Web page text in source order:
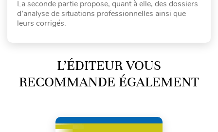
La seconde partie propose, quant à elle, des dossiers
d’analyse de situations professionnelles ainsi que
leurs corrigés.
L’ÉDITEUR VOUS
RECOMMANDE ÉGALEMENT